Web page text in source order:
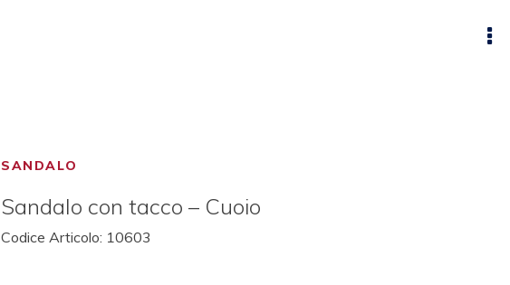
SANDALO
Sandalo con tacco – Cuoio
Codice Articolo: 10603